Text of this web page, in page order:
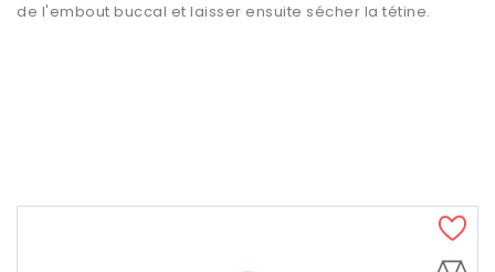
de l'embout buccal et laisser ensuite sécher la tétine.